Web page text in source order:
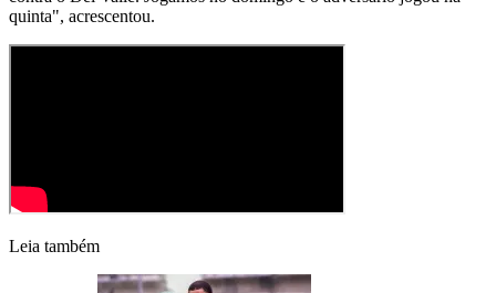
quinta", acrescentou.
Leia também